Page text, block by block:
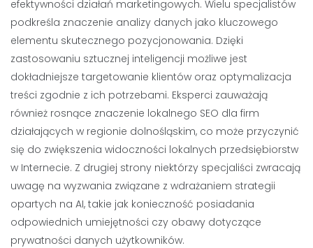
efektywności działań marketingowych. Wielu specjalistów
podkreśla znaczenie analizy danych jako kluczowego
elementu skutecznego pozycjonowania. Dzięki
zastosowaniu sztucznej inteligencji możliwe jest
dokładniejsze targetowanie klientów oraz optymalizacja
treści zgodnie z ich potrzebami. Eksperci zauważają
również rosnące znaczenie lokalnego SEO dla firm
działających w regionie dolnośląskim, co może przyczynić
się do zwiększenia widoczności lokalnych przedsiębiorstw
w Internecie. Z drugiej strony niektórzy specjaliści zwracają
uwagę na wyzwania związane z wdrażaniem strategii
opartych na AI, takie jak konieczność posiadania
odpowiednich umiejętności czy obawy dotyczące
prywatności danych użytkowników.